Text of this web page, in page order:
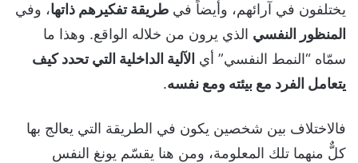
يختلفون في آرائهم، وأيضاً في طريقة تفكيرهم ذاتها، وفي
المنظور النفسي الذي يرون من خلاله الواقع. وهذا ما
سمّاه “النمط النفسي” أي الآلية الداخلية التي تحدد كيف
يتعامل الفرد مع بيئته ومع نفسه.
فالاختلاف بين شخصين يكون في الطريقة التي يعالج بها
كلٌّ منهما تلك المعلومة، ومن هنا يقسّم يونغ النفس